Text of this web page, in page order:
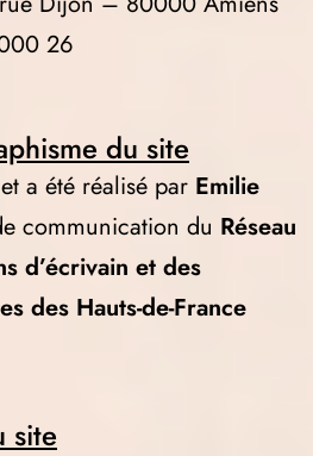
26
du site
a été réalisé par Emilie
communication du Réseau
d’écrivain et des
des Hauts-de-France
site